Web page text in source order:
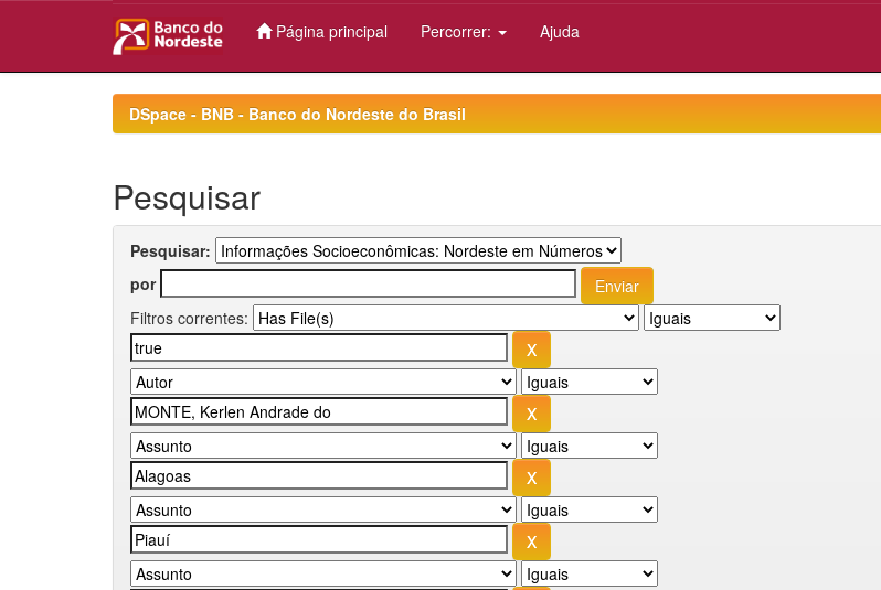
Página principal Percorrer: Ajuda
DSpace - BNB - Banco do Nordeste do Brasil
Pesquisar
Pesquisar:
por
Filtros correntes: